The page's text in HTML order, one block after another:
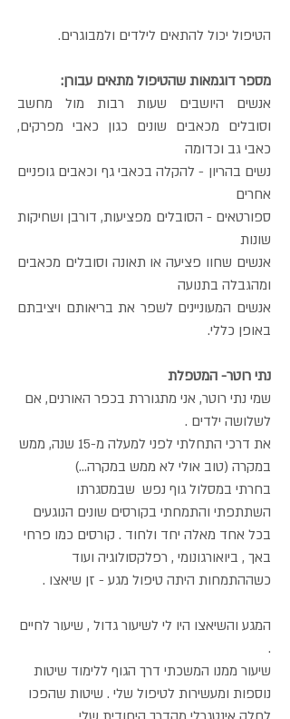
הטיפול יכול להתאים לילדים ולמבוגרים.
מספר דוגמאות שהטיפול מתאים עבורן:
אנשים היושבים שעות רבות מול מחשב
וסובלים מכאבים שונים כגון כאבי מפרקים,
כאבי גב וכדומה
נשים בהריון - להקלה בכאבי גף וכאבים גופניים
אחרים
ספורטאים - הסובלים מפציעות, דורבן ושחיקות
שונות
אנשים שחוו פציעה או תאונה וסובלים מכאבים
ומהגבלה בתנועה
אנשים המעוניינים לשפר את בריאותם ויציבתם
באופן כללי.
נתי רוטר- המטפלת
שמי נתי רוטר, אני מתגוררת בכפר האורנים, אם
לשלושה ילדים .
את דרכי התחלתי לפני למעלה מ-15 שנה, ממש
במקרה (טוב אולי לא ממש במקרה...)
בחרתי במסלול גוף נפש שבמסגרתו
השתתפתי והתמחתי בקורסים שונים הנוגעים
בכל אחד מאלה יחד ולחוד . קורסים כמו פרחי
באך , ביואורגונומי , רפלקסולוגיה ועוד
כשההתמחות היתה טיפול מגע - זן שיאצו .
המגע והשיאצו היו לי לשיעור גדול , שיעור לחיים
.
שיעור ממנו המשכתי דרך הגוף ללימוד שיטות
נוספות ומעשירות לטיפול שלי . שיטות שהפכו